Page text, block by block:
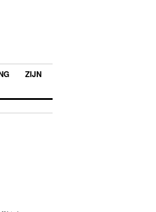
ZIJN